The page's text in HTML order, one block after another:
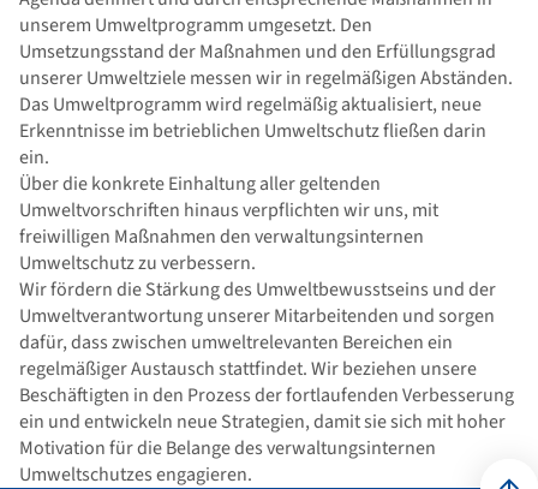
unserem Umweltprogramm umgesetzt. Den
Umsetzungsstand der Maßnahmen und den Erfüllungsgrad
unserer Umweltziele messen wir in regelmäßigen Abständen.
Das Umweltprogramm wird regelmäßig aktualisiert, neue
Erkenntnisse im betrieblichen Umweltschutz fließen darin
ein.
Über die konkrete Einhaltung aller geltenden
Umweltvorschriften hinaus verpflichten wir uns, mit
freiwilligen Maßnahmen den verwaltungsinternen
Umweltschutz zu verbessern.
Wir fördern die Stärkung des Umweltbewusstseins und der
Umweltverantwortung unserer Mitarbeitenden und sorgen
dafür, dass zwischen umweltrelevanten Bereichen ein
regelmäßiger Austausch stattfindet. Wir beziehen unsere
Beschäftigten in den Prozess der fortlaufenden Verbesserung
ein und entwickeln neue Strategien, damit sie sich mit hoher
Motivation für die Belange des verwaltungsinternen
Umweltschutzes engagieren.